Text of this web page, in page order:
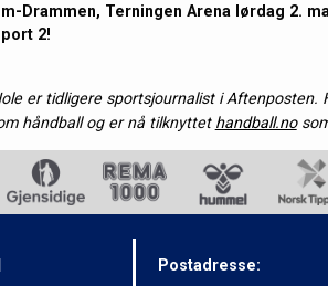
Drammen, Terningen Arena lørdag 2.
2!
er tidligere sportsjournalist i Aftenposten.
håndball og er nå tilknyttet handball.no
Postadresse: